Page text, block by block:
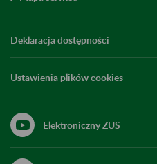
Deklaracja dostępności
Ustawienia plików cookies
Elektroniczny ZUS